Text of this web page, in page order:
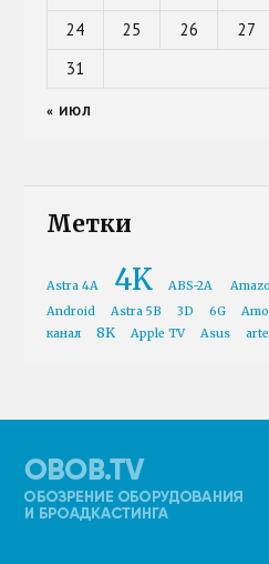
24
25 26 27
31
« ИЮЛ
Метки
Astra 4A 4K ABS-2A
Android Astra 5B 3D 6G
канал
8K Apple TV Asus arte